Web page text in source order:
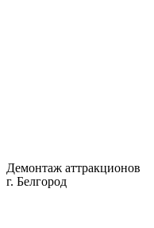
Демонтаж аттракционов
г. Белгород